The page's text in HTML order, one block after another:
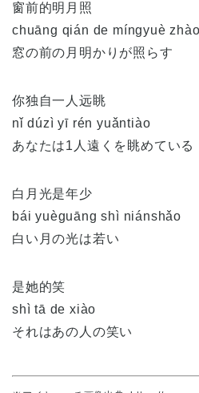
窗前的明月照
chuāng qián de míngyuè zhào
窓の前の月明かりが照らす
你独自一人远眺
nǐ dúzì yī rén yuǎntiào
あなたは1人遠くを眺めている
白月光是年少
bái yuèguāng shì niánshǎo
白い月の光は若い
是她的笑
shì tā de xiào
それはあの人の笑い